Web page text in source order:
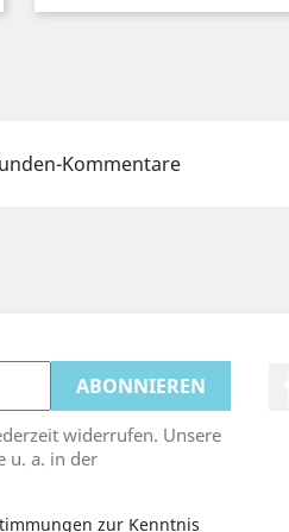
Kommentare
widerrufen. Unsere
u. a. in der
zur Kenntnis